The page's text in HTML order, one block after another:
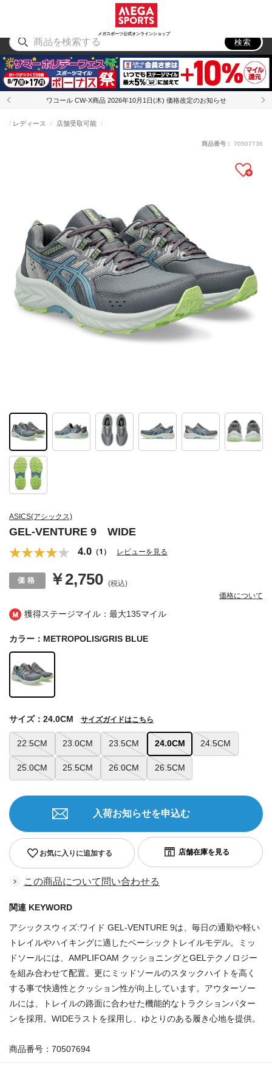
メガスポーツ公式オンラインショップ
アウトドア
検索
ワコール CW-X商品 2026年10月1日(木) 価格改定のお知らせ
獲得ステージマイル：最大135マイル
ASICS(アシックス)
GEL-VENTURE 9 WIDE
4.0 （1） レビューを見る
レディース 店舗受取可能
￥2,750 (税込)
価格について
商品番号： 70507736
カラー：METROPOLIS/GRIS BLUE
22.5CM 23.0CM 23.5CM 24.0CM 24.5CM
25.0CM 25.5CM 26.0CM 26.5CM
サイズ：24.0CM サイズガイドはこちら
お気に入りに追加する
入荷お知らせを申込む
この商品について問い合わせる
関連 KEYWORD
アシックスウィズ:ワイド GEL-VENTURE 9は、毎日の通勤や軽い
トレイルやハイキングに適したベーシックトレイルモデル。ミッ
ドソールには、AMPLIFOAM クッショニングとGELテクノロジー
を組み合わせて配置。更にミッドソールのスタックハイトを高く
する事で快適性とクッション性が向上しています。アウターソー
ルには、トレイルの路面に合わせた機能的なトラクションパター
ンを採用。WIDEラストを採用し、ゆとりのある履き心地を提供。
商品番号：70507694